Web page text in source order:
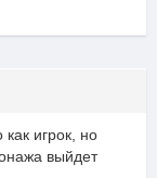
как игрок, но
выйдет